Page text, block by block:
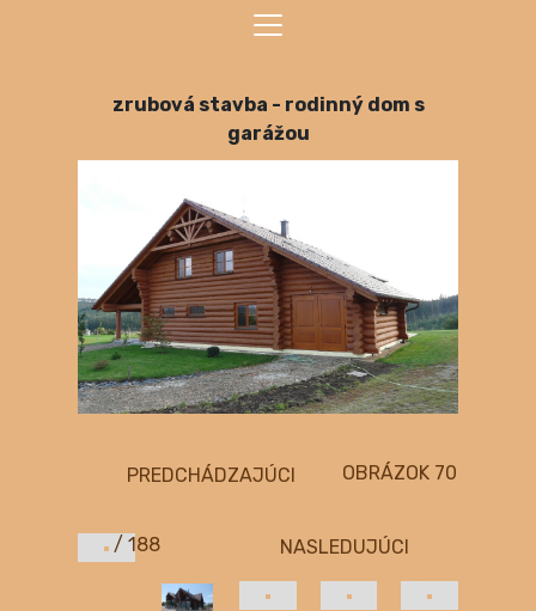
zrubová stavba - rodinný dom s
garážou
PREDCHÁDZAJÚCI OBRÁZOK 70
/ 188 NASLEDUJÚCI